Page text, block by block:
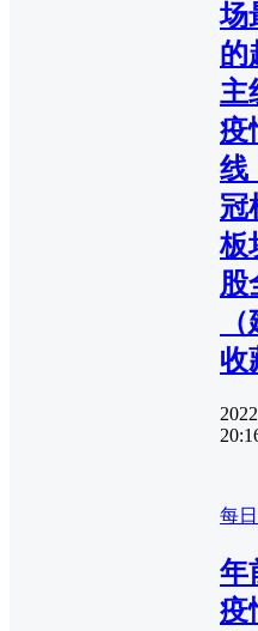
场
的
主
疫
线
冠
板
股
收
每
年
疫